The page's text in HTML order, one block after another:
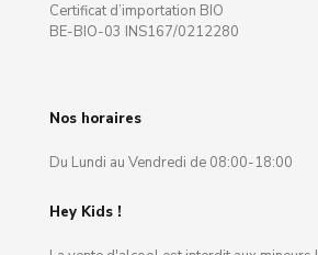
Certificat d’importation BIO
BE-BIO-03 INS167/0212280
Nos horaires
Du Lundi au Vendredi de 08:00-18:00
Hey Kids !